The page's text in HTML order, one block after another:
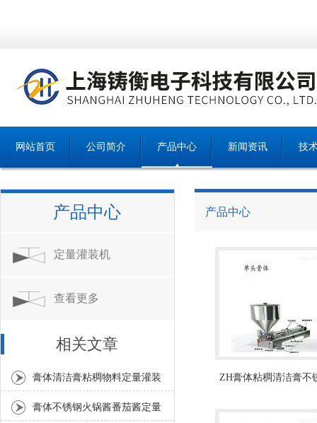
网站首页 公司简介 产品中心 新闻资讯 技
产品中心
定量灌装机
查看更多
相关文章
膏体清洁膏粘稠物料定量灌装
机工厂生产
膏体不锈钢火锅酱番茄酱定量
产品中心
ZH膏体粘稠清洁膏不